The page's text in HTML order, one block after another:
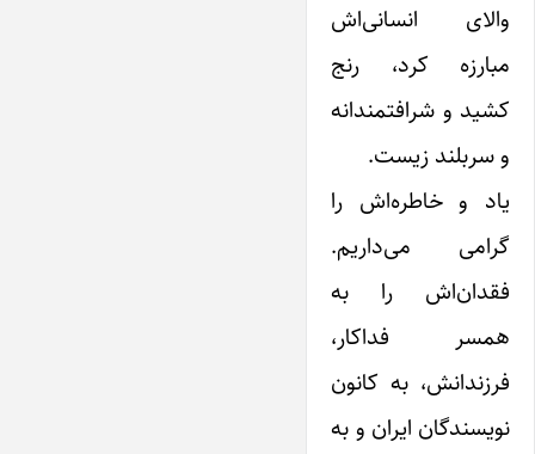
والای انسانی‌اش
مبارزه کرد، رنج
کشید و شرافتمندانه
و سربلند زیست.
یاد و خاطره‌اش را
گرامی می‌داریم.
فقدان‌اش را به
همسر فداکار،
فرزندانش، به کانون
نویسندگان ایران و به